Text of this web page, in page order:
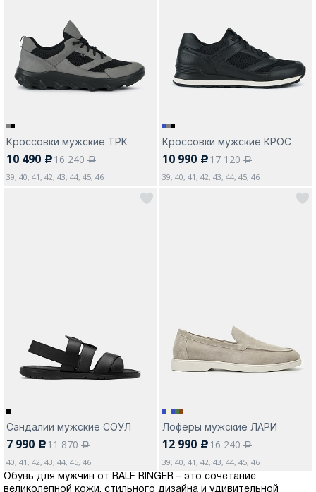
Кроссовки мужские ТРК
10 490 c16 240a
39, 40, 41, 42, 43, 44, 45, 46
Кроссовки мужские КРОС
10 990 c17 120a
39, 40, 41, 42, 43, 44, 45, 46
Сандалии мужские СОУЛ
7 990 c11 870a
40, 41, 42, 43, 44, 45, 46
Лоферы мужские ЛАРИ
12 990 c16 240a
39, 40, 41, 42, 43, 44, 45, 46
Обувь для мужчин от RALF RINGER – это сочетание
великолепной кожи, стильного дизайна и удивительной